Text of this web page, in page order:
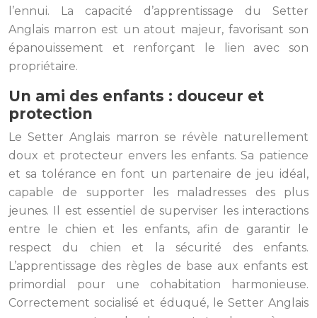
l’ennui. La capacité d’apprentissage du Setter
Anglais marron est un atout majeur, favorisant son
épanouissement et renforçant le lien avec son
propriétaire.
Un ami des enfants : douceur et
protection
Le Setter Anglais marron se révèle naturellement
doux et protecteur envers les enfants. Sa patience
et sa tolérance en font un partenaire de jeu idéal,
capable de supporter les maladresses des plus
jeunes. Il est essentiel de superviser les interactions
entre le chien et les enfants, afin de garantir le
respect du chien et la sécurité des enfants.
L’apprentissage des règles de base aux enfants est
primordial pour une cohabitation harmonieuse.
Correctement socialisé et éduqué, le Setter Anglais